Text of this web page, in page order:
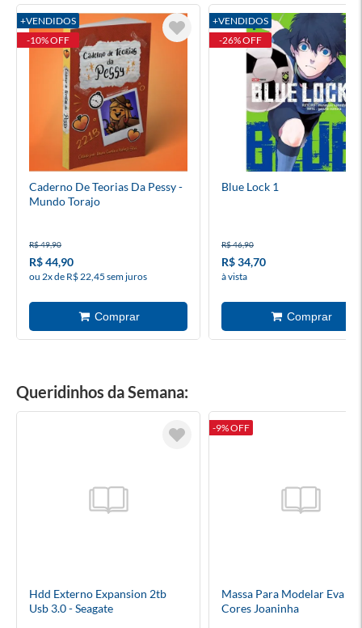
+VENDIDOS
-10% OFF
Caderno De Teorias Da Pessy -
Mundo Torajo
R$ 49,90
R$ 44,90
ou 2x de R$ 22,45 sem juros
+VENDIDOS
-26% OFF
Blue Lock 1
R$ 46,90
R$ 34,70
à vista
Queridinhos da Semana:
Hdd Externo Expansion 2tb
Usb 3.0 - Seagate
-9% OFF
Massa Para Modelar Eva
Cores Joaninha